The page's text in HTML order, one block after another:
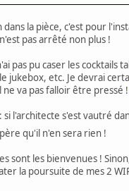
dans la pièce, c'est pour
pas arrêté non plus !
pas pu caser les cocktails
jukebox, etc. Je devrai
va pas falloir être pressé
l'architecte s'est vautré
qu'il n'en sera rien !
sont les bienvenues !
la poursuite de mes 2